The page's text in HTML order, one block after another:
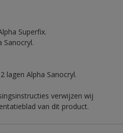
Superfix.
Sanocryl.
lagen Alpha Sanocryl.
verwijzen wij
van dit product.